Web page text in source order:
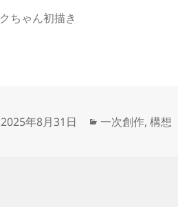
ちゃん初描き
投
2025年8月31日
カ
一次創作,構想